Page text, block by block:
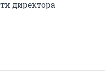
директора